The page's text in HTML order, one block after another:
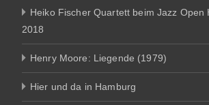
Heiko Fischer Quartett beim Jazz Open
2018
Henry Moore: Liegende (1979)
Hier und da in Hamburg